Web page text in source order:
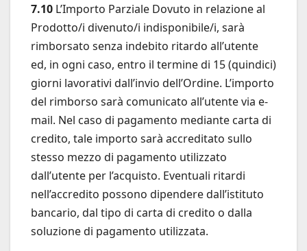
7.10 L’Importo Parziale Dovuto in relazione al
Prodotto/i divenuto/i indisponibile/i, sarà
rimborsato senza indebito ritardo all’utente
ed, in ogni caso, entro il termine di 15 (quindici)
giorni lavorativi dall’invio dell’Ordine. L’importo
del rimborso sarà comunicato all’utente via e-
mail. Nel caso di pagamento mediante carta di
credito, tale importo sarà accreditato sullo
stesso mezzo di pagamento utilizzato
dall’utente per l’acquisto. Eventuali ritardi
nell’accredito possono dipendere dall’istituto
bancario, dal tipo di carta di credito o dalla
soluzione di pagamento utilizzata.